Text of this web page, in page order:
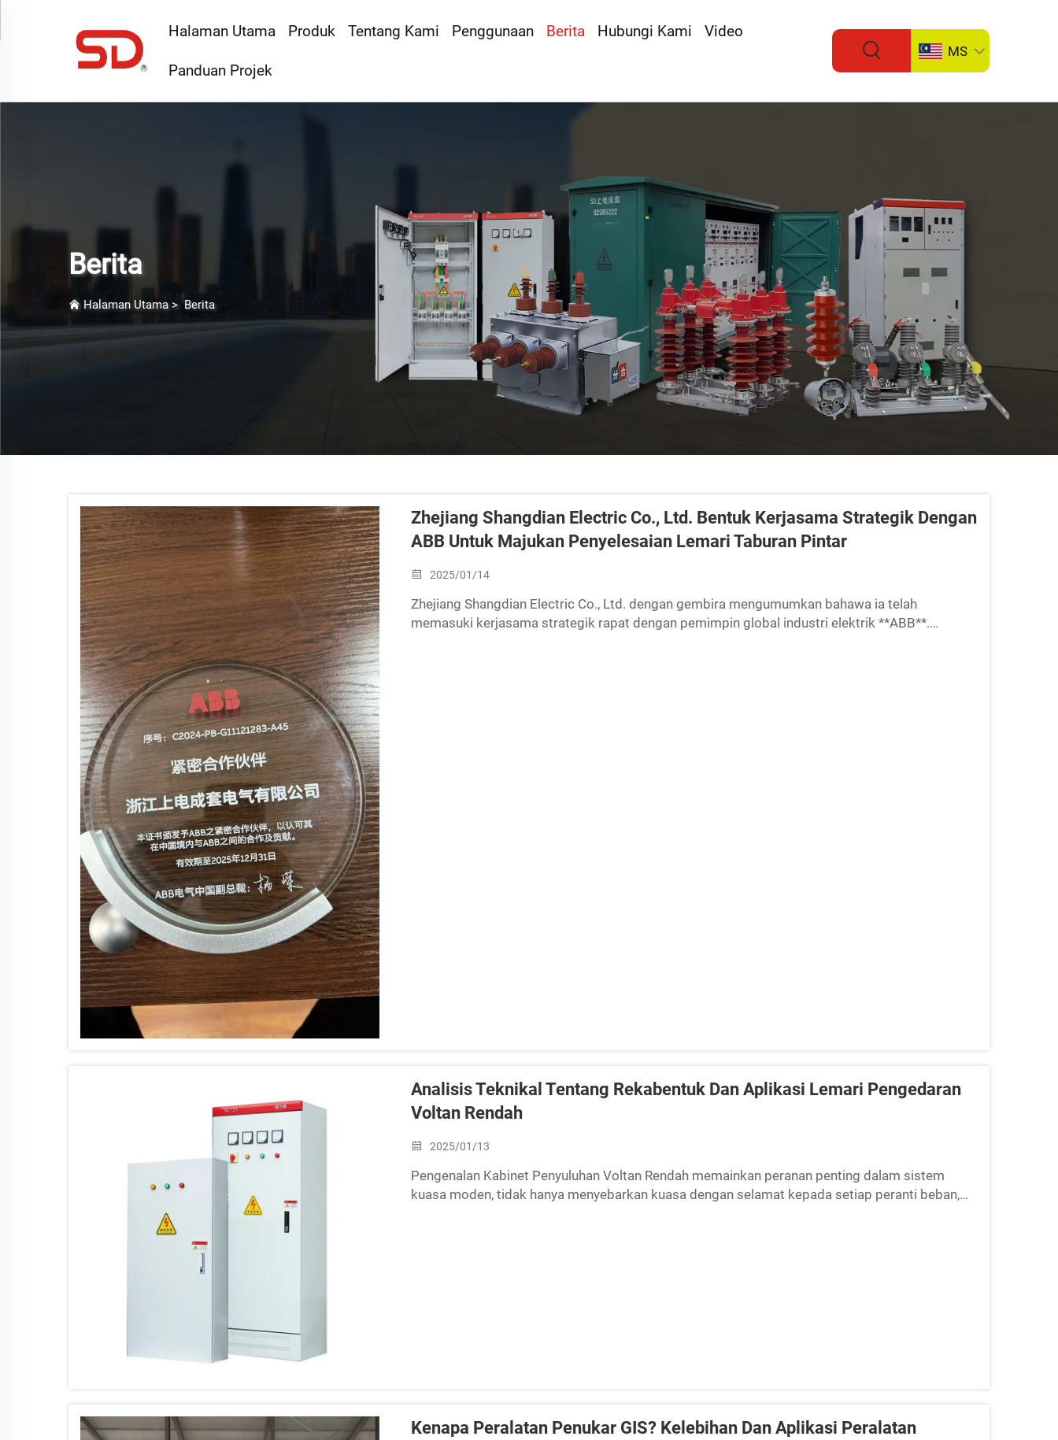
Halaman Utama Produk Tentang Kami Penggunaan Berita Hubungi Kami Video
Panduan Projek
MS
Berita
Halaman Utama>Berita
Zhejiang Shangdian Electric Co., Ltd. Bentuk Kerjasama Strategik Dengan
ABB Untuk Majukan Penyelesaian Lemari Taburan Pintar
2025/01/14
Zhejiang Shangdian Electric Co., Ltd. dengan gembira mengumumkan bahawa ia telah
memasuki kerjasama strategik rapat dengan pemimpin global industri elektrik **ABB**.
Analisis Teknikal Tentang Rekabentuk Dan Aplikasi Lemari Pengedaran
Voltan Rendah
2025/01/13
Pengenalan Kabinet Penyuluhan Voltan Rendah memainkan peranan penting dalam sistem
kuasa moden, tidak hanya menyebarkan kuasa dengan selamat kepada setiap peranti beban,
Kenapa Peralatan Penukar GIS? Kelebihan Dan Aplikasi Peralatan